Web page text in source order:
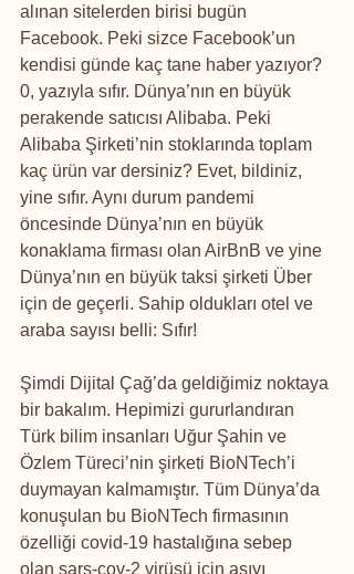
alınan sitelerden birisi bugün
Facebook. Peki sizce Facebook’un
kendisi günde kaç tane haber yazıyor?
0, yazıyla sıfır. Dünya’nın en büyük
perakende satıcısı Alibaba. Peki
Alibaba Şirketi’nin stoklarında toplam
kaç ürün var dersiniz? Evet, bildiniz,
yine sıfır. Aynı durum pandemi
öncesinde Dünya’nın en büyük
konaklama firması olan AirBnB ve yine
Dünya’nın en büyük taksi şirketi Über
için de geçerli. Sahip oldukları otel ve
araba sayısı belli: Sıfır!
Şimdi Dijital Çağ’da geldiğimiz noktaya
bir bakalım. Hepimizi gururlandıran
Türk bilim insanları Uğur Şahin ve
Özlem Türeci’nin şirketi BioNTech’i
duymayan kalmamıştır. Tüm Dünya’da
konuşulan bu BioNTech firmasının
özelliği covid-19 hastalığına sebep
olan sars-cov-2 virüsü için aşıyı